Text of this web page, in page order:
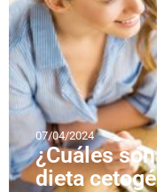
07/04/2024
¿Cuáles
dieta